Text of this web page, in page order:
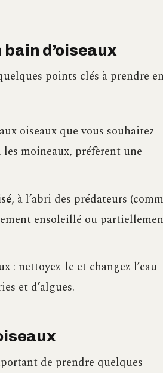
d’oiseaux
points clés à prendre en
aux oiseaux que vous souhaitez
moineaux, préfèrent une
, à l’abri des prédateurs
ensoleillé ou
: nettoyez-le et changez l’eau
et d’algues.
de prendre quelques